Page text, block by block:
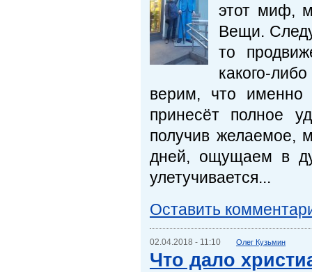
этот миф,
Вещи.
то
какого-
верим, что
принесёт полное
получив желаемое,
дней, ощущаем в
улетучивается...
Оставить
02.04.2018 - 11:10 Олег Кузьмин
Что дало